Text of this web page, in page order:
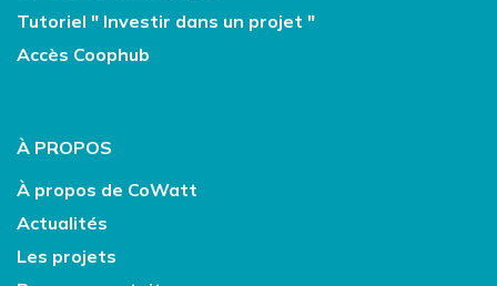
Tutoriel " Investir dans un projet "
Accès Coophub
À PROPOS
À propos de CoWatt
Actualités
Les projets